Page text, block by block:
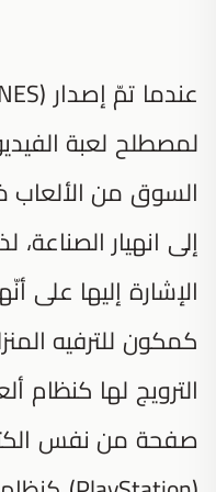
لمصطلح لعبة
السوق من الألعاب
الإشارة إليها على
كمكون للترفيه
صفحة من نفس